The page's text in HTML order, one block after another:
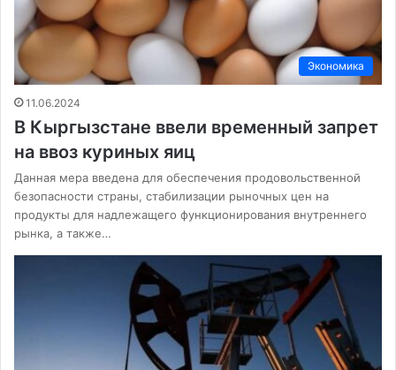
Экономика
11.06.2024
В Кыргызстане ввели временный запрет
на ввоз куриных яиц
Данная мера введена для обеспечения продовольственной
безопасности страны, стабилизации рыночных цен на
продукты для надлежащего функционирования внутреннего
рынка, а также…